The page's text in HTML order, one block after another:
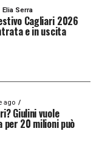
Elia Serra
Cagliari 2026
e in uscita
ago
Giulini vuole
per 20 milioni può